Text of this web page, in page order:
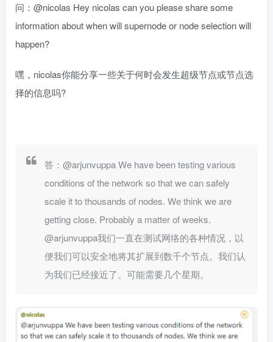
问：@nicolas Hey nicolas can you please share some
information about when will supernode or node selection will
happen?
嘿，nicolas你能分享一些关于何时会发生超级节点或节点选
择的信息吗?
答：@arjunvuppa We have been testing various
conditions of the network so that we can safely
scale it to thousands of nodes. We think we are
getting close. Probably a matter of weeks.
@arjunvuppa我们一直在测试网络的各种情况，以
便我们可以安全地将其扩展到数千个节点。我们认
为我们已经接近了。可能需要几个星期。